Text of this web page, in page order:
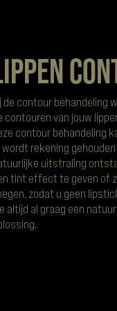
de contour behandeling
contouren van jouw
contour behandeling
wordt rekening
uitstraling
tint effect te geven of
zodat u geen
altijd al graag een